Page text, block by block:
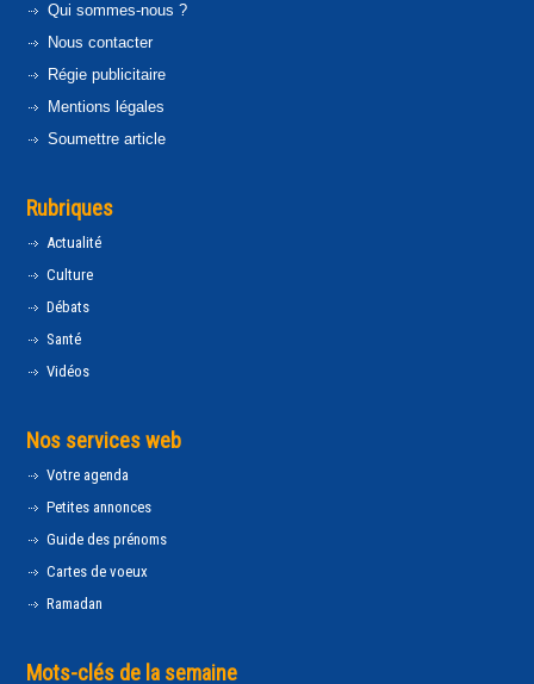
Qui sommes-nous ?
Nous contacter
Régie publicitaire
Mentions légales
Soumettre article
Rubriques
Actualité
Culture
Débats
Santé
Vidéos
Nos services web
Votre agenda
Petites annonces
Guide des prénoms
Cartes de voeux
Ramadan
Mots-clés de la semaine